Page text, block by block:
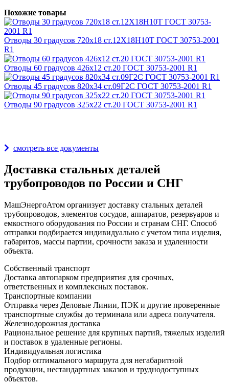
Похожие товары
Отводы 30 градусов 720х18 ст.12Х18Н10Т ГОСТ 30753-2001
R1
Отводы 60 градусов 426х12 ст.20 ГОСТ 30753-2001 R1
Отводы 45 градусов 820х34 ст.09Г2С ГОСТ 30753-2001 R1
Отводы 90 градусов 325х22 ст.20 ГОСТ 30753-2001 R1
смотреть все документы
Доставка стальных деталей
трубопроводов по России и СНГ
МашЭнергоАтом организует доставку стальных деталей
трубопроводов, элементов сосудов, аппаратов, резервуаров и
емкостного оборудования по России и странам СНГ. Способ
отправки подбирается индивидуально с учетом типа изделия,
габаритов, массы партии, срочности заказа и удаленности
объекта.
Собственный транспорт
Доставка автопарком предприятия для срочных,
ответственных и комплексных поставок.
Транспортные компании
Отправка через Деловые Линии, ПЭК и другие проверенные
транспортные службы до терминала или адреса получателя.
Железнодорожная доставка
Рациональное решение для крупных партий, тяжелых изделий
и поставок в удаленные регионы.
Индивидуальная логистика
Подбор оптимального маршрута для негабаритной
продукции, нестандартных заказов и труднодоступных
объектов.